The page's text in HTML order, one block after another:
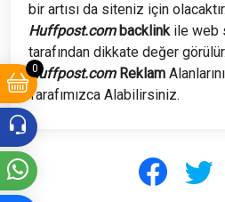
0
bir artısı da siteniz için olacaktır.
Huffpost.com backlinkile web
tarafından dikkate değer görülür.
Huffpost.com Reklam
Tarafımızca Alabilirsiniz.